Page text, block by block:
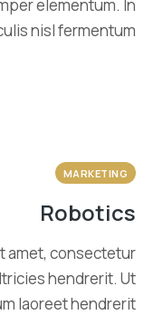
elementum. In
nisl fermentum.
MARKETING
Robotics
amet, consectetur
hendrerit. Ut
laoreet hendrerit.